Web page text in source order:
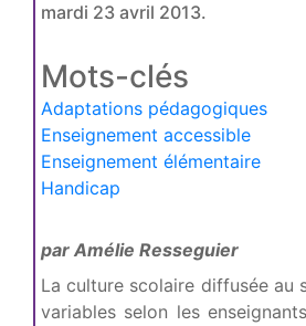
mardi 23 avril 2013.
Mots-clés
Adaptations pédagogiques
Enseignement accessible
Enseignement élémentaire
Handicap
par Amélie Resseguier
La culture scolaire diffusée au
variables selon les